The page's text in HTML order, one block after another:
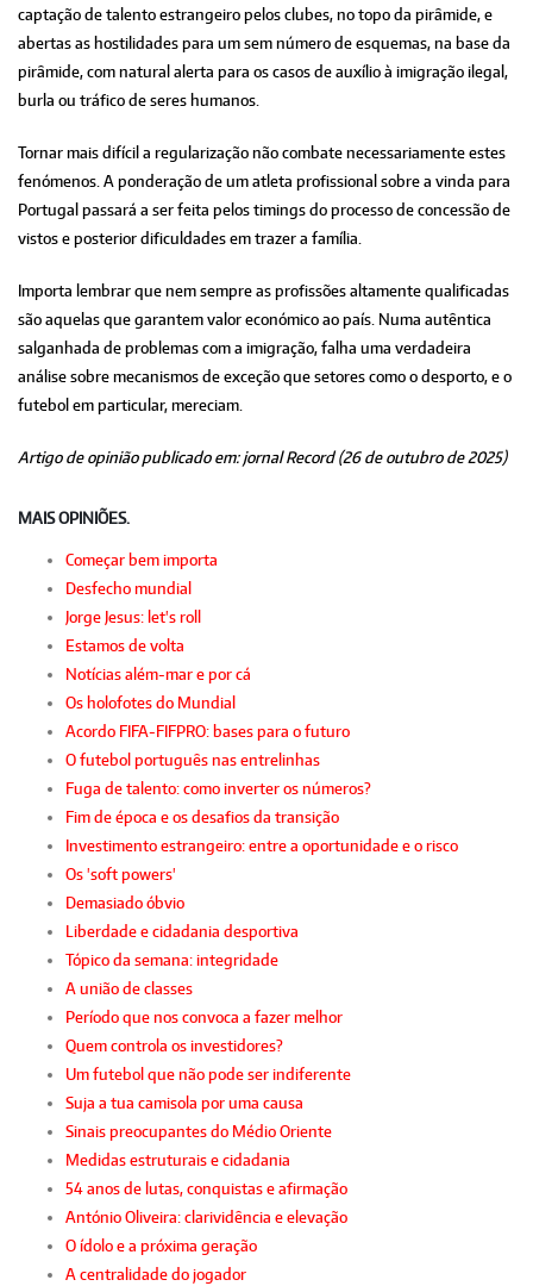
captação de talento estrangeiro pelos clubes, no topo da pirâmide, e
abertas as hostilidades para um sem número de esquemas, na base da
pirâmide, com natural alerta para os casos de auxílio à imigração ilegal,
burla ou tráfico de seres humanos.
Tornar mais difícil a regularização não combate necessariamente estes
fenómenos. A ponderação de um atleta profissional sobre a vinda para
Portugal passará a ser feita pelos timings do processo de concessão de
vistos e posterior dificuldades em trazer a família.
Importa lembrar que nem sempre as profissões altamente qualificadas
são aquelas que garantem valor económico ao país. Numa autêntica
salganhada de problemas com a imigração, falha uma verdadeira
análise sobre mecanismos de exceção que setores como o desporto, e o
futebol em particular, mereciam.
Artigo de opinião publicado em: jornal Record (26 de outubro de 2025)
MAIS OPINIÕES.
Começar bem importa
Desfecho mundial
Jorge Jesus: let's roll
Estamos de volta
Notícias além-mar e por cá
Os holofotes do Mundial
Acordo FIFA-FIFPRO: bases para o futuro
O futebol português nas entrelinhas
Fuga de talento: como inverter os números?
Fim de época e os desafios da transição
Investimento estrangeiro: entre a oportunidade e o risco
Os 'soft powers'
Demasiado óbvio
Liberdade e cidadania desportiva
Tópico da semana: integridade
A união de classes
Período que nos convoca a fazer melhor
Quem controla os investidores?
Um futebol que não pode ser indiferente
Suja a tua camisola por uma causa
Sinais preocupantes do Médio Oriente
Medidas estruturais e cidadania
54 anos de lutas, conquistas e afirmação
António Oliveira: clarividência e elevação
O ídolo e a próxima geração
A centralidade do jogador